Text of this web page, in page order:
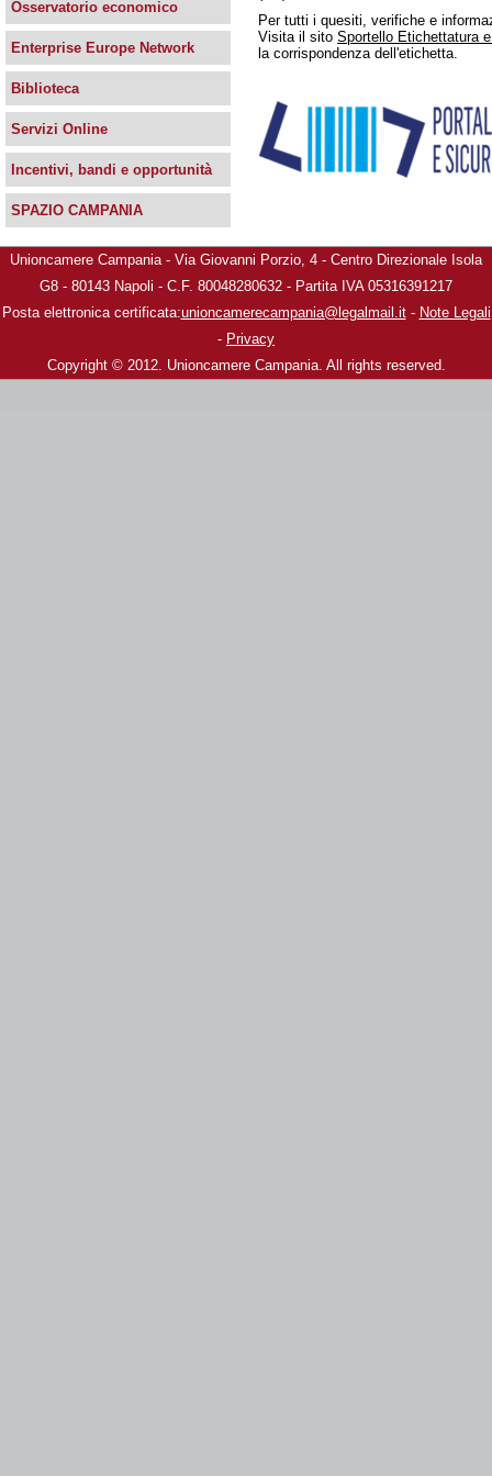
Per tutti i quesiti, verifiche e
Visita il sito Sportello Etichettatura
la corrispondenza dell'etichetta.
Osservatorio economico
Enterprise Europe Network
Biblioteca
Servizi Online
Incentivi, bandi e opportunità
SPAZIO CAMPANIA
Unioncamere Campania - Via Giovanni Porzio, 4 - Centro Direzionale Isola
G8 - 80143 Napoli - C.F. 80048280632 - Partita IVA 05316391217
Posta elettronica certificata:unioncamerecampania@legalmail.it- Note Legali
- Privacy
Copyright © 2012. Unioncamere Campania. All rights reserved.